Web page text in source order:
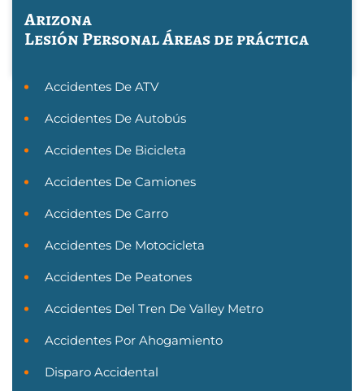
Arizona
Lesión PersonalÁreas de práctica
Accidentes De ATV
Accidentes De Autobús
Accidentes De Bicicleta
Accidentes De Camiones
Accidentes De Carro
Accidentes De Motocicleta
Accidentes De Peatones
Accidentes Del Tren De Valley Metro
Accidentes Por Ahogamiento
Disparo Accidental